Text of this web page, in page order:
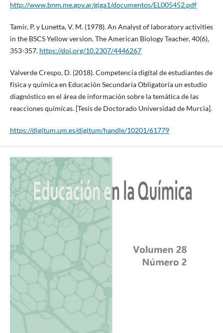
http://www.bnm.me.gov.ar/giga1/documentos/EL005452.pdf
Tamir, P. y Lunetta, V. M. (1978). An Analyst of laboratory activities
in the BSCS Yellow version. The American Biology Teacher, 40(6),
353-357. https://doi.org/10.2307/4446267
Valverde Crespo, D. (2018). Competencia digital de estudiantes de
física y química en Educación Secundaria Obligatoria un estudio
diagnóstico en el área de información sobre la temática de las
reacciones químicas. [Tesis de Doctorado Universidad de Murcia].
https://digitum.um.es/digitum/handle/10201/61779